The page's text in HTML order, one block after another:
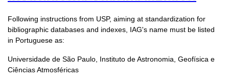
Following instructions from USP, aiming at standardization for
bibliographic databases and indexes, IAG's name must be listed
in Portuguese as:
Universidade de São Paulo, Instituto de Astronomia, Geofísica e
Ciências Atmosféricas